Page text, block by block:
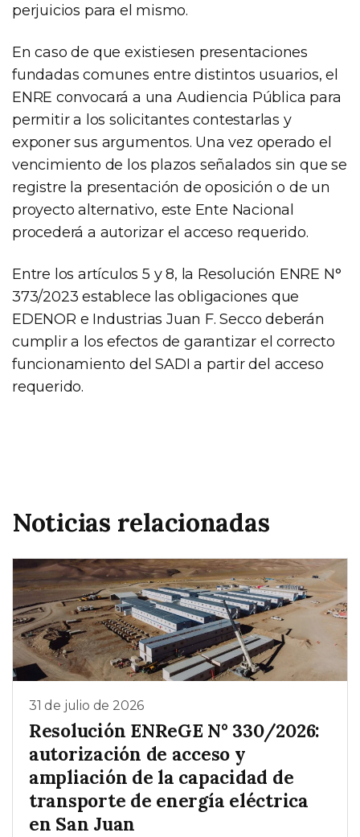
perjuicios para el mismo.
En caso de que existiesen presentaciones
fundadas comunes entre distintos usuarios, el
ENRE convocará a una Audiencia Pública para
permitir a los solicitantes contestarlas y
exponer sus argumentos. Una vez operado el
vencimiento de los plazos señalados sin que se
registre la presentación de oposición o de un
proyecto alternativo, este Ente Nacional
procederá a autorizar el acceso requerido.
Entre los artículos 5 y 8, la Resolución ENRE N°
373/2023 establece las obligaciones que
EDENOR e Industrias Juan F. Secco deberán
cumplir a los efectos de garantizar el correcto
funcionamiento del SADI a partir del acceso
requerido.
Noticias relacionadas
31 de julio de 2026
Resolución ENReGE N° 330/2026:
autorización de acceso y
ampliación de la capacidad de
transporte de energía eléctrica
en San Juan